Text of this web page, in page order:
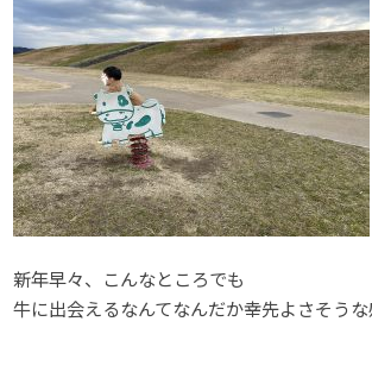
新年早々、こんなところでも
牛に出会えるなんてなんだか幸先よさそう